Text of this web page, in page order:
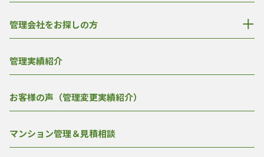
管理会社をお探しの方
管理実績紹介
お客様の声（管理変更実績紹介）
マンション管理＆見積相談